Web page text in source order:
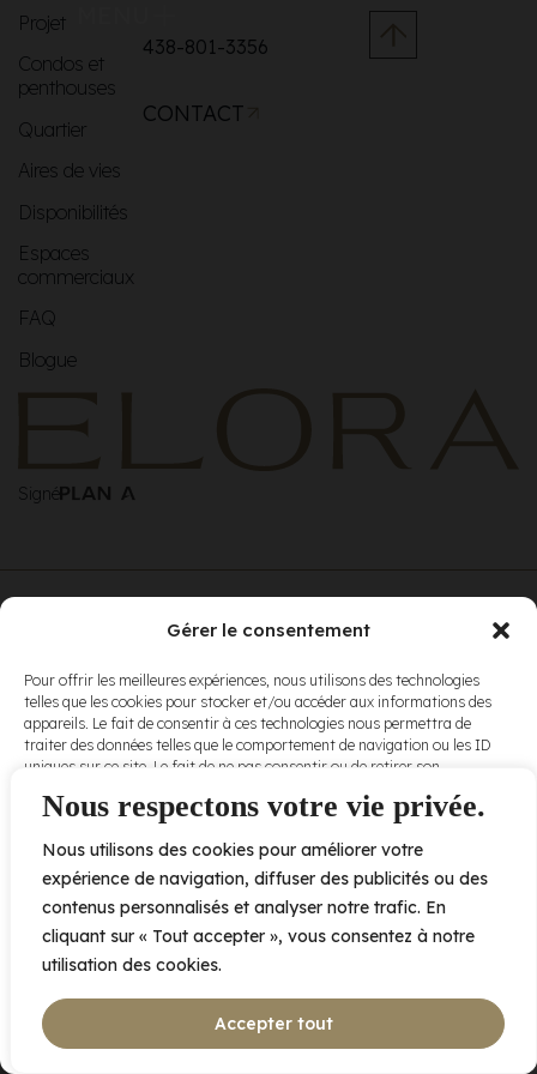
Nous respectons votre vie privée.
Nous utilisons des cookies pour améliorer votre
expérience de navigation, diffuser des publicités ou des
contenus personnalisés et analyser notre trafic. En
cliquant sur « Tout accepter », vous consentez à notre
utilisation des cookies.
Accepter tout
Gérer le consentement
Pour offrir les meilleures expériences, nous utilisons des technologies
telles que les cookies pour stocker et/ou accéder aux informations des
appareils. Le fait de consentir à ces technologies nous permettra de
traiter des données telles que le comportement de navigation ou les ID
uniques sur ce site. Le fait de ne pas consentir ou de retirer son
et fonctions.
Accepter
Refuser
Projet
Condos et
penthouses
Quartier
Aires de vies
Disponibilités
Espaces
commerciaux
FAQ
Blogue
438-801-3356
CONTACT
Signé
conditions
d’utilisationet
nospolitiques
de
confidentialité .
2005 av. de Bois-de-Boulogne, Laval QC H7N 0J7